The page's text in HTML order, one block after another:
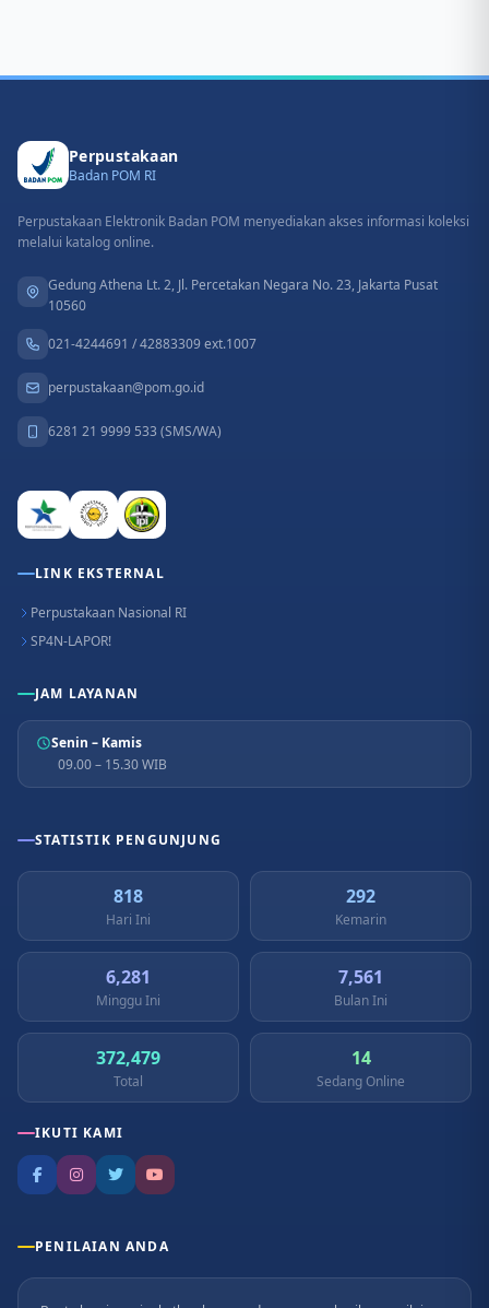
Perpustakaan
Badan POM RI
Perpustakaan Elektronik Badan POM menyediakan akses informasi koleksi
melalui katalog online.
Gedung Athena Lt. 2, Jl. Percetakan Negara No. 23, Jakarta Pusat
10560
021-4244691 / 42883309 ext.1007
perpustakaan@pom.go.id
6281 21 9999 533 (SMS/WA)
LINK EKSTERNAL
Perpustakaan Nasional RI
SP4N-LAPOR!
JAM LAYANAN
Senin – Kamis
09.00 – 15.30 WIB
STATISTIK PENGUNJUNG
818
Hari Ini
292
Kemarin
6,281
Minggu Ini
7,561
Bulan Ini
372,479
Total
14
Sedang Online
IKUTI KAMI
PENILAIAN ANDA